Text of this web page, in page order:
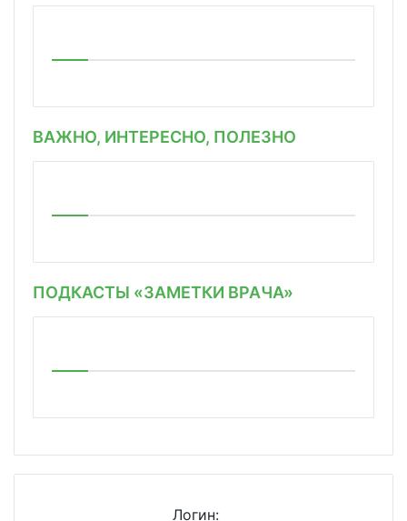
ВАЖНО, ИНТЕРЕСНО, ПОЛЕЗНО
ПОДКАСТЫ «ЗАМЕТКИ ВРАЧА»
Логин: